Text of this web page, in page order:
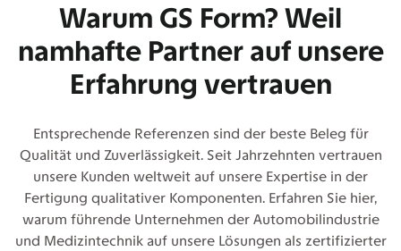
Warum GS Form? Weil
namhafte Partner auf unsere
Erfahrung vertrauen
Entsprechende Referenzen sind der beste Beleg für
Qualität und Zuverlässigkeit. Seit Jahrzehnten vertrauen
unsere Kunden weltweit auf unsere Expertise in der
Fertigung qualitativer Komponenten. Erfahren Sie hier,
warum führende Unternehmen der Automobilindustrie
und Medizintechnik auf unsere Lösungen als zertifizierter